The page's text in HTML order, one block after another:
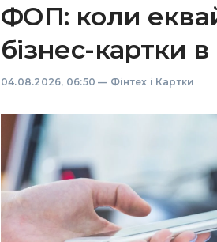
ФОП: коли
бізнес-картки
04.08.2026, 06:50 — Фінтех і Картки